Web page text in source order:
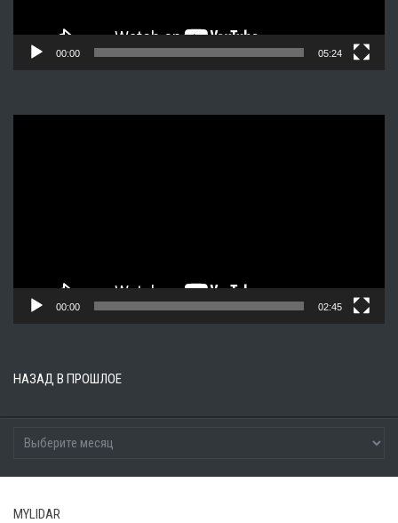
00:00 05:24
00:00 02:45
НАЗАД В ПРОШЛОЕ
MYLIDAR